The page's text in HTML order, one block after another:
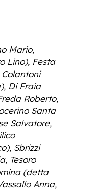
Mario,
Lino), Festa
Di Fraia
Roberto,
Santa
Salvatore,
Sbrizzi
Tesoro
(detta
Anna,